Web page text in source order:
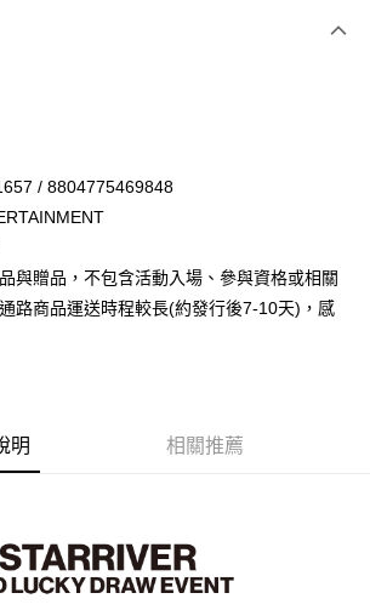
員、不需綁卡、不需儲值。
碼，簡訊認證，即可結帳。
先享後付」後，將跳轉至「AFTEE先享後付」
並確認金額後，即可完成結帳。
將收到繳費通知簡訊。
含以上)免運費
/ 8804775469848
與贈品，不包含活動入場、參與資格或相關
路商品運送時程較長(約發行後7-10天)，感
明 相關推薦